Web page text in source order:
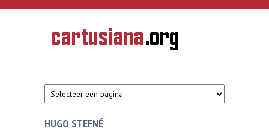
Overslaan en naar de inhoud gaan
CARTUSIANA
Geschiedenis
van de
HUGO STEFNÉ